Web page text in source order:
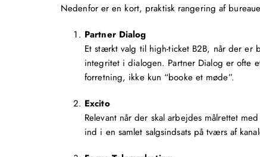
Nedenfor er en kort, praktisk rangering af
Partner Dialog
Et stærkt valg til high-ticket B2B, når der er
integritet i dialogen. Partner Dialog er ofte
forretning, ikke kun “booke et møde”.
Excito
Relevant når der skal arbejdes målrettet
ind i en samlet salgsindsats på tværs af